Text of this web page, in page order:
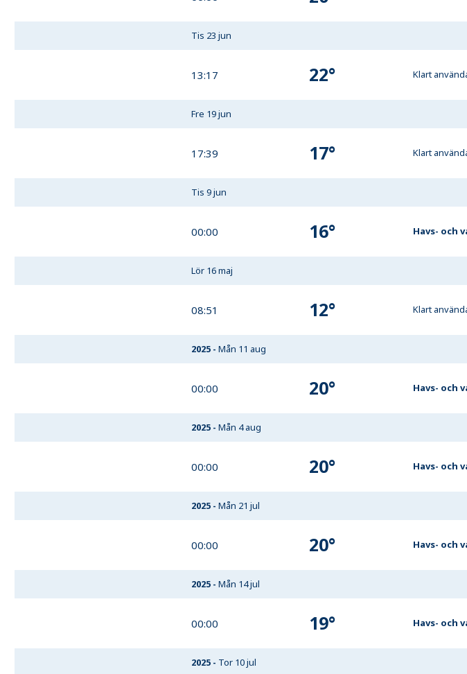
Tis 23 jun
13:17 22° Klart
Fre 19 jun
17:39 17° Klart
Tis 9 jun
00:00 16° Havs- och
Lör 16 maj
08:51 12° Klart
2025 -Mån 11 aug
00:00 20° Havs- och
2025 -Mån 4 aug
00:00 20° Havs- och
2025 -Mån 21 jul
00:00 20° Havs- och
2025 -Mån 14 jul
00:00 19° Havs- och
2025 - Tor 10 jul